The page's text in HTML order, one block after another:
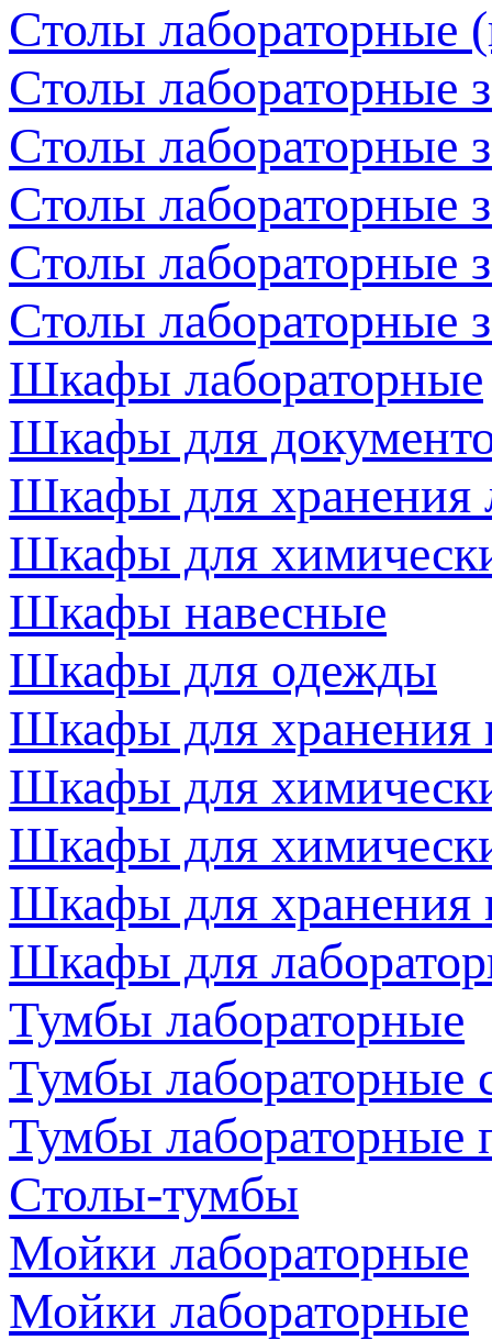
Столы лабораторные
Столы лабораторные
Столы лабораторные
Столы лабораторные
Столы лабораторные
Столы лабораторные
Шкафы лабораторные
Шкафы для
Шкафы для хранения
Шкафы для
Шкафы навесные
Шкафы для одежды
Шкафы для хранения
Шкафы для
Шкафы для
Шкафы для хранения
Шкафы для
Тумбы лабораторные
Тумбы лабораторные
Тумбы лабораторные
Столы-тумбы
Мойки лабораторные
Мойки лабораторные